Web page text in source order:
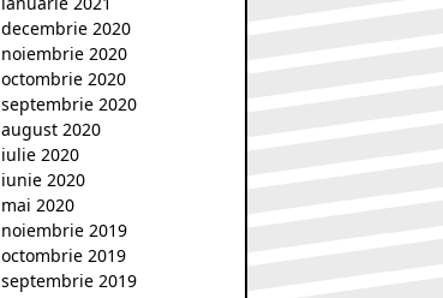
decembrie 2020
noiembrie 2020
octombrie 2020
septembrie 2020
august 2020
iulie 2020
iunie 2020
mai 2020
noiembrie 2019
octombrie 2019
septembrie 2019